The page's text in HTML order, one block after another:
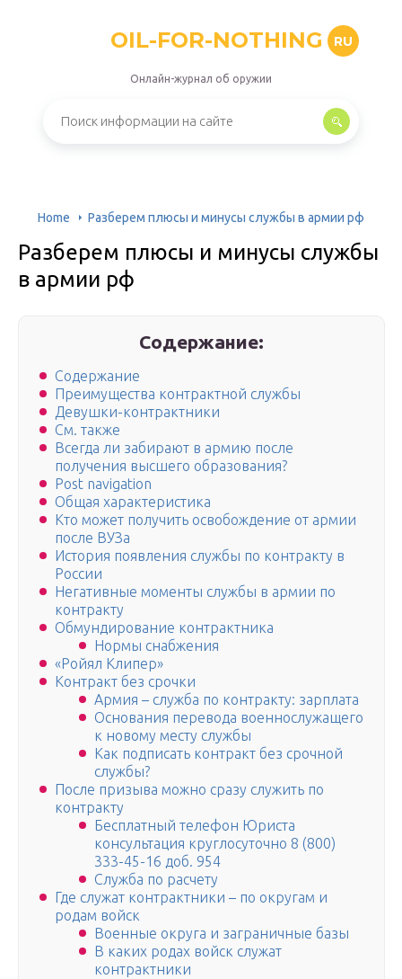
OIL-FOR-NOTHING RU
Онлайн-журнал об оружии
Home Разберем плюсы и минусы службы в армии рф
Разберем плюсы и минусы службы
в армии рф
Содержание:
Содержание
Преимущества контрактной службы
Девушки-контрактники
См. также
Всегда ли забирают в армию после
получения высшего образования?
Post navigation
Общая характеристика
Кто может получить освобождение от армии
после ВУЗа
История появления службы по контракту в
России
Негативные моменты службы в армии по
контракту
Обмундирование контрактника
Нормы снабжения
«Ройял Клипер»
Контракт без срочки
Армия – служба по контракту: зарплата
Основания перевода военнослужащего
к новому месту службы
Как подписать контракт без срочной
службы?
После призыва можно сразу служить по
контракту
Бесплатный телефон Юриста
консультация круглосуточно 8 (800)
333-45-16 доб. 954
Служба по расчету
Где служат контрактники – по округам и
родам войск
Военные округа и заграничные базы
В каких родах войск служат
контрактники